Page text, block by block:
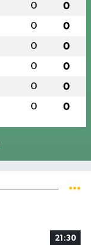
0 0
0 0
0 0
0 0
0 0
0 0
21:30